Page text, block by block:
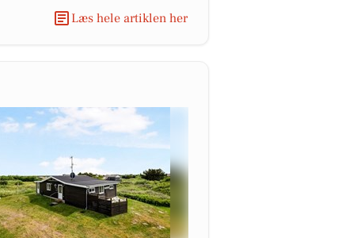
Læs hele artiklen her